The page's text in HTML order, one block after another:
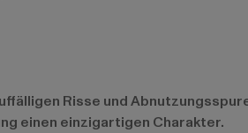
Risse und
einen einzigartigen Charakter.